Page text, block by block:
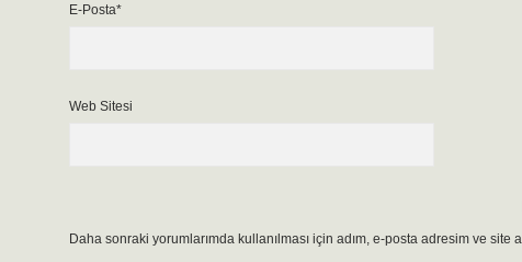
E-Posta*
Web Sitesi
Daha sonraki yorumlarımda kullanılması için adım, e-posta adresim ve site